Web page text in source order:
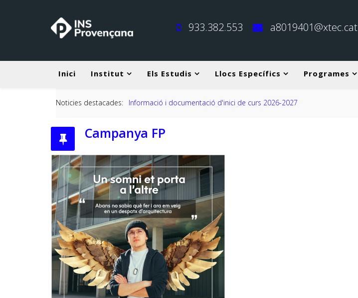
933.382.553 a8019401@xtec.cat
Inici Institut Els Estudis Llocs Específics Programes
Noticies destacades:
Campanya FP